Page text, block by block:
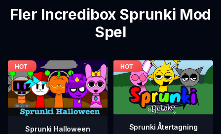
Fler Incredibox Sprunki Mod
Spel
Sprunki Halloween Sprunki Återtagning